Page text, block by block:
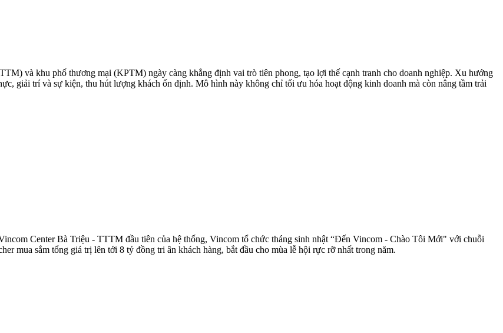
và khu phố thương mại (KPTM) ngày càng khẳng định vai trò tiên phong, tạo lợi thế cạnh tranh cho doanh nghiệp. Xu hướng
giải trí và sự kiện, thu hút lượng khách ổn định. Mô hình này không chỉ tối ưu hóa hoạt động kinh doanh mà còn nâng tầm trải
Center Bà Triệu - TTTM đầu tiên của hệ thống, Vincom tổ chức tháng sinh nhật “Đến Vincom - Chào Tôi Mới" với chuỗi
mua sắm tổng giá trị lên tới 8 tỷ đồng tri ân khách hàng, bắt đầu cho mùa lễ hội rực rỡ nhất trong năm.